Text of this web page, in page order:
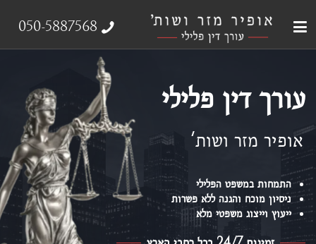
050-5887568
עורך דין פלילי
אופיר מזר ושות'
התמחות במשפט הפלילי
ניסיון מוכח והגנה ללא פשרות
ייעוץ וייצוג משפטי מלא